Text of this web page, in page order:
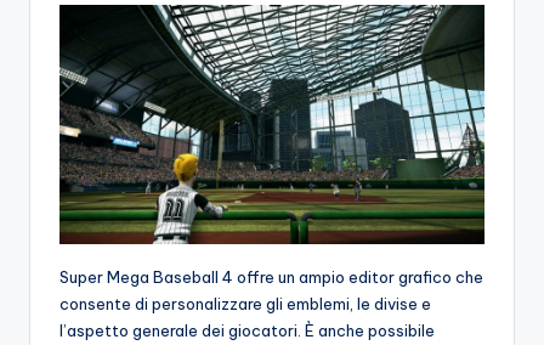
Super Mega Baseball 4 offre un ampio editor grafico che
consente di personalizzare gli emblemi, le divise e
l’aspetto generale dei giocatori. È anche possibile